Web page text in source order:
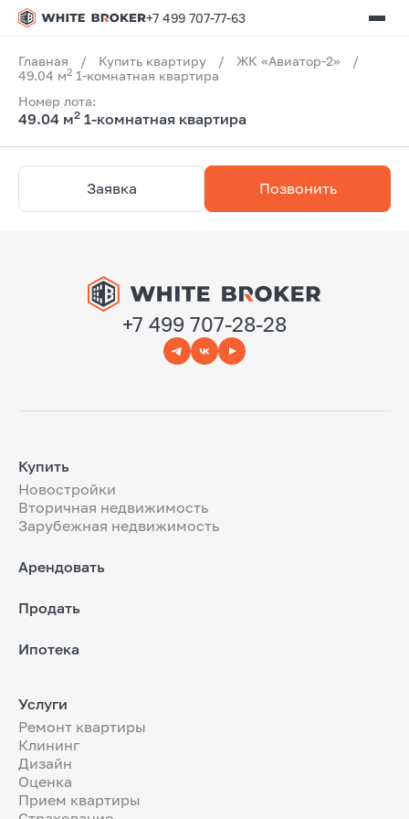
+7 499 707-77-63
Главная / Купить квартиру / ЖК «Авиатор-2»
/
49.04 м2 1-комнатная квартира
Номер лота:
49.04 м2 1-комнатная квартира
Заявка Позвонить
+7 499 707-28-28
Купить
Новостройки
Вторичная недвижимость
Зарубежная недвижимость
Арендовать
Продать
Ипотека
Услуги
Ремонт квартиры
Клининг
Дизайн
Оценка
Прием квартиры